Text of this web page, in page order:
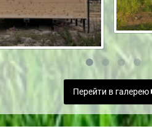
Перейти в галерею